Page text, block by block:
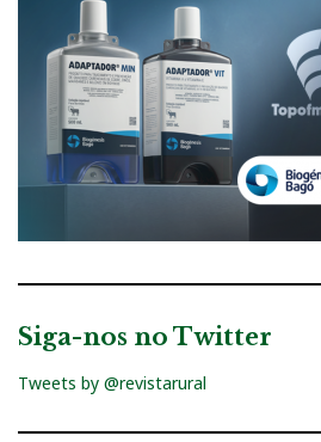
Siga-nos no Twitter
Tweets by @revistarural